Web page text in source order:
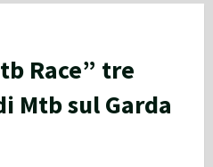
Race” tre
Mtb sul Garda